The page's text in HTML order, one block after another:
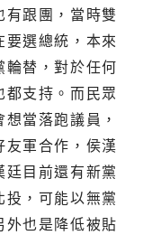
有跟團，當時雙
要選總統，本來
輪替，對於任何
支持。而民眾
當落跑議員，
友軍合作，侯漢
目前還有新黨
，可能以無黨
外也是降低被貼